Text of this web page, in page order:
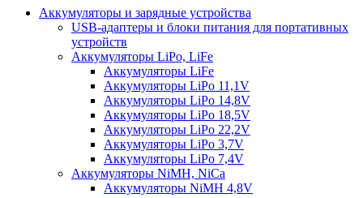
Аккумуляторы и зарядные устройства
USB-адаптеры и блоки питания для портативных
устройств
Аккумуляторы LiPo, LiFe
Аккумуляторы LiFe
Аккумуляторы LiPo 11,1V
Аккумуляторы LiPo 14,8V
Аккумуляторы LiPo 18,5V
Аккумуляторы LiPo 22,2V
Аккумуляторы LiPo 3,7V
Аккумуляторы LiPo 7,4V
Аккумуляторы NiMH, NiCa
Аккумуляторы NiMH 4,8V